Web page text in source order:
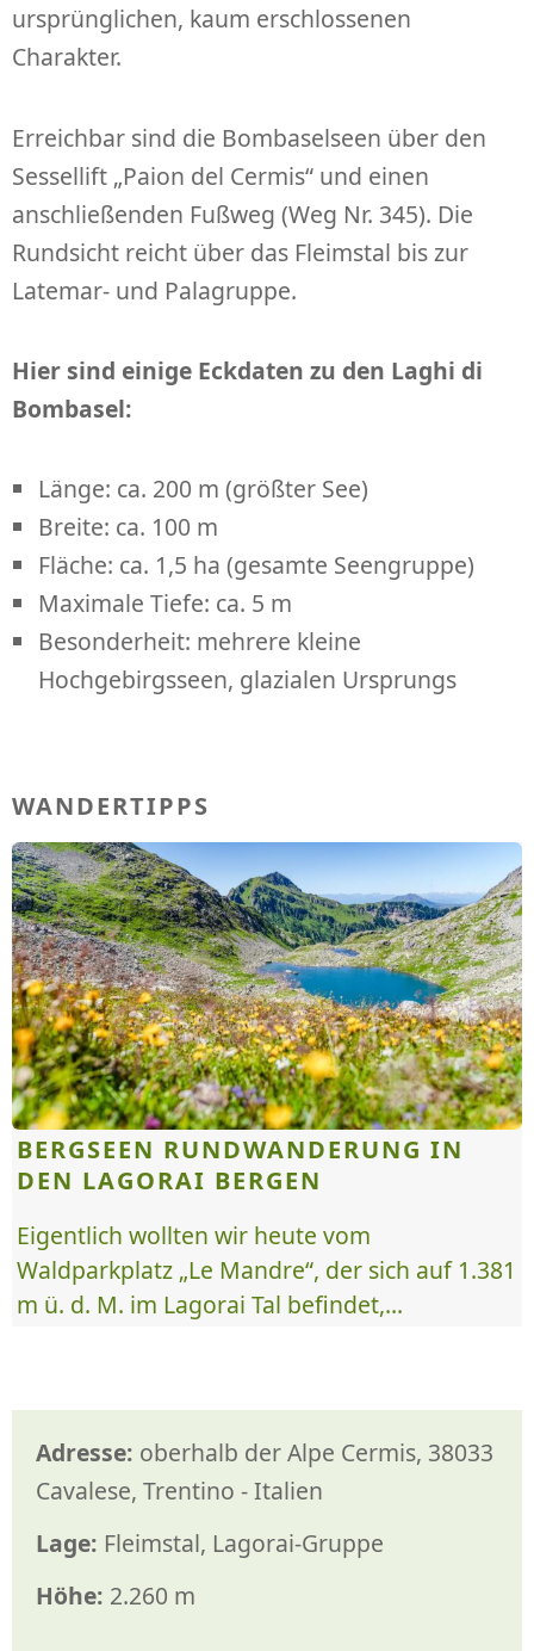
Adresse: oberhalb der Alpe Cermis, 38033
Cavalese, Trentino - Italien
Lage: Fleimstal, Lagorai-Gruppe
Höhe: 2.260 m
ursprünglichen, kaum erschlossenen
Charakter.
Erreichbar sind die Bombaselseen über den
Sessellift „Paion del Cermis“ und einen
anschließenden Fußweg (Weg Nr. 345). Die
Rundsicht reicht über das Fleimstal bis zur
Latemar- und Palagruppe.
Hier sind einige Eckdaten zu den Laghi di
Bombasel:
Länge: ca. 200 m (größter See)
Breite: ca. 100 m
Fläche: ca. 1,5 ha (gesamte Seengruppe)
Maximale Tiefe: ca. 5 m
Besonderheit: mehrere kleine
Hochgebirgsseen, glazialen Ursprungs
WANDERTIPPS
BERGSEEN RUNDWANDERUNG IN
DEN LAGORAI BERGEN
Eigentlich wollten wir heute vom
Waldparkplatz „Le Mandre“, der sich auf 1.381
m ü. d. M. im Lagorai Tal befindet,...